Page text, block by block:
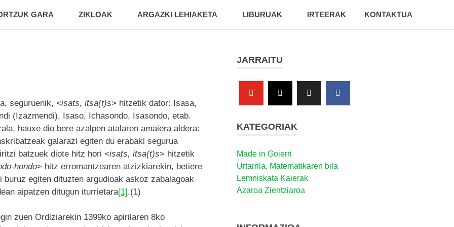
GARA ZIKLOAK ARGAZKI LEHIAKETA LIBURUAK IRTEERAK KONTAKTUA
seguruenik, <isats, itsa(t)s> hitzetik dator: Isasa,
(Izazmendi), Isaso, Ichasondo, Isasondo, etab.
hauxe dio bere azalpen atalaren amaiera aldera:
galarazi egiten du erabaki segurua
batzuek diote hitz hori <isats, itsa(t)s> hitzetik
hondo> hitz erromantzearen atzizkiarekin, betiere
egiten dituzten argudioak askoz zabalagoak
aipatzen ditugun iturrietara[1].(1)
zuen Ordiziarekin 1399ko apirilaren 8ko
JARRAITU
KATEGORIAK
Made in Goierri
Urtarrila, Matematikaren bila
Lemniskata Kaierak
Azaroa Zientziaroa